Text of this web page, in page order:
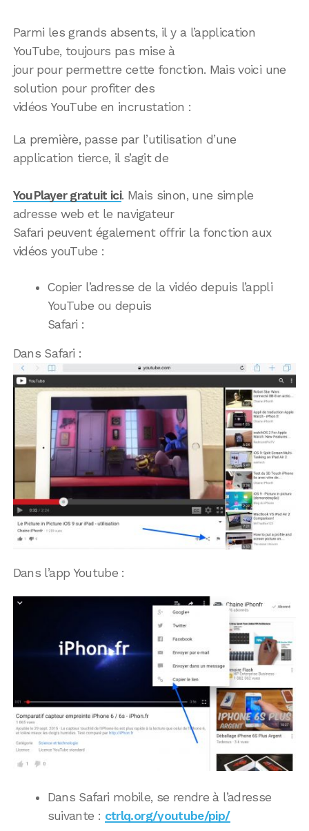
Parmi les grands absents, il y a l’application
YouTube, toujours pas mise à
jour pour permettre cette fonction. Mais voici une
solution pour profiter des
vidéos YouTube en incrustation :
La première, passe par l’utilisation d’une
application tierce, il s’agit de
YouPlayer gratuit ici. Mais sinon, une simple
adresse web et le navigateur
Safari peuvent également offrir la fonction aux
vidéos youTube :
Copier l’adresse de la vidéo depuis l’appli
YouTube ou depuis
Safari :
Dans Safari :
Dans l’app Youtube :
Dans Safari mobile, se rendre à l’adresse
suivante : ctrlq.org/youtube/pip/